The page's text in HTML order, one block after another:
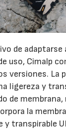
de
uso, Cimalp
versiones. La
ligereza y
de
la
y transpirable